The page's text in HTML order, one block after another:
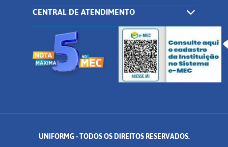
CENTRAL DE ATENDIMENTO
UNIFORMG - TODOS OS DIREITOS RESERVADOS.